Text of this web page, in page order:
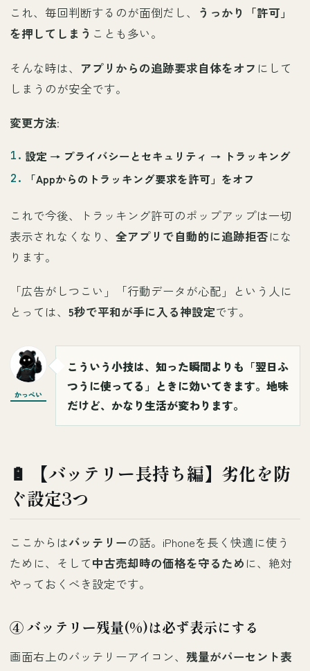
これ、毎回判断するのが面倒だし、
うっかり「許可」
を押してしまう ことも多い。
そんな時は、 アプリからの追跡要求自体をオフ にして
しまうのが安全です。
変更方法:
設定 → プライバシーとセキュリティ → トラッキング
「Appからのトラッキング要求を許可 」をオフ
これで今後、トラッキング許可のポップアップは一切
表示されなくなり、 全アプリで自動的に追跡拒否にな
ります。
「広告がしつこい」「行動データが心配」という人に
とっては、 5秒で平和が手に入る神設定です。
かっぺい
こういう小技は、知った瞬間よりも「翌日ふ
つうに使ってる」ときに効いてきます。地味
だけど、かなり生活が変わります。
🔋 【バッテリー長持ち編】劣化を防
ぐ設定3つ
ここからはバッテリーの話。iPhoneを長く快適に使う
ために、そして中古売却時の価格を守るため に、絶対
やっておくべき設定です。
④ バッテリー残量(%)は必ず表示にする
画面右上のバッテリーアイコン、 残量がパーセント表